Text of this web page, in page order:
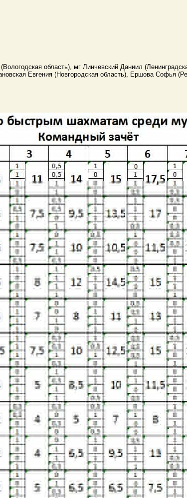
область), мг Линчевский Даниил
Евгения (Новгородская область), Ершова Софья